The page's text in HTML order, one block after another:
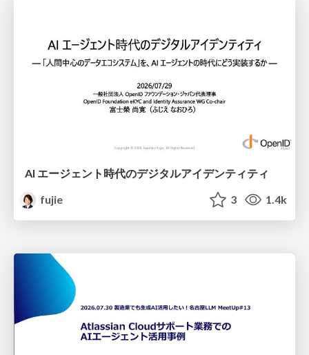
AI エージェント時代のデジタルアイデンティティ
fujie
3 1.4k